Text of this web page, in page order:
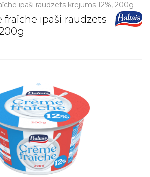
īpaši raudzēts krējums 12%, 200g
fraîche īpaši raudzēts